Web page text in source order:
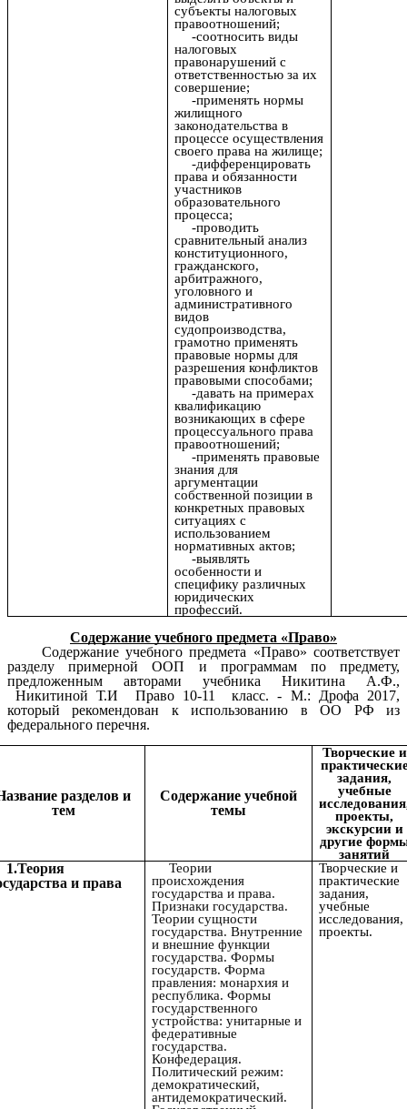
субъекты налоговых
правоотношений;
-соотносить виды
налоговых
правонарушений с
ответственностью за их
совершение;
-применять нормы
жилищного
законодательства в
процессе осуществления
своего права на жилище;
-дифференцировать
права и обязанности
участников
образовательного
процесса;
-проводить
сравнительный анализ
конституционного,
гражданского,
арбитражного,
уголовного и
административного
видов
судопроизводства,
грамотно применять
правовые нормы для
разрешения конфликтов
правовыми способами;
-давать на примерах
квалификацию
возникающих в сфере
процессуального права
правоотношений;
-применять правовые
знания для
аргументации
собственной позиции в
конкретных правовых
ситуациях с
использованием
нормативных актов;
-выявлять
особенности и
специфику различных
юридических
профессий.
Содержание учебного предмета «Право»
Содержание учебного предмета «Право» соответствует
разделу примерной ООП и программам по предмету,
предложенным авторами учебника Никитина А.Ф.,
Никитиной Т.И Право 10-11 класс. - М.: Дрофа 2017,
который рекомендован к использованию в ОО РФ из
федерального перечня.
разделов и
тем
Содержание учебной
темы
Творческие и
задания,
учебные
проекты,
экскурсии и
другие
занятий
1.Теория
и права
Теории
происхождения
государства и права.
Признаки государства.
Теории сущности
государства. Внутренние
и внешние функции
государства. Формы
государств. Форма
правления: монархия и
республика. Формы
государственного
устройства: унитарные и
федеративные
государства.
Конфедерация.
Политический режим:
демократический,
антидемократический.
Творческие и
практические
задания,
учебные
исследования,
проекты.